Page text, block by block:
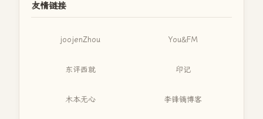
友情链接
joojenZhou You&FM
东评西就 印记
木本无心 李锋镝博客